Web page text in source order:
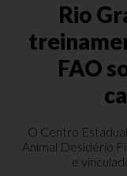
Rio
FAO
O Centro
Animal Desidério
e